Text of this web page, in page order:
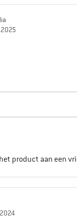
product aan een